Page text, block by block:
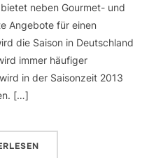
neben Gourmet- und
Angebote für einen
die Saison in Deutschland
immer häufiger
in der Saisonzeit 2013
[…]